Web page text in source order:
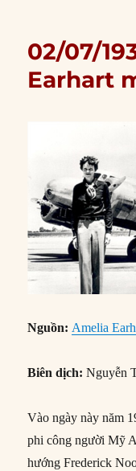
02/07/
Earhart
Nguồn: Amelia
Biên dịch: Nguyễn
Vào ngày này năm
phi công người Mỹ
hướng Frederick